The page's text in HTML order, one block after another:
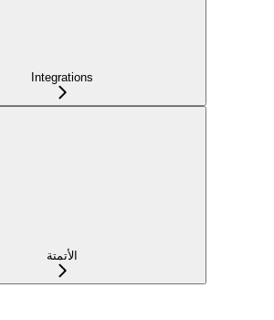
Integrations
الأتمتة